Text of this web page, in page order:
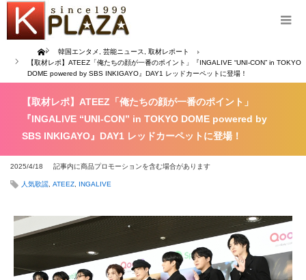
Home 韓国エンタメ 芸能ニュース
取材レポート
【取材レポ】ATEEZ「俺たちの顔が一番のポイント」『INGALIVE “UNI-CON” in TOKYO
DOME powered by SBS INKIGAYO』DAY1 レッドカーペットに登場！
【取材レポ】ATEEZ「俺たちの顔が一番のポイント」
『INGALIVE “UNI-CON” in TOKYO DOME powered by
SBS INKIGAYO』DAY1 レッドカーペットに登場！
2025/4/18 記事内に商品プロモーションを含む場合があります
人気歌謡 ATEEZ INGALIVE